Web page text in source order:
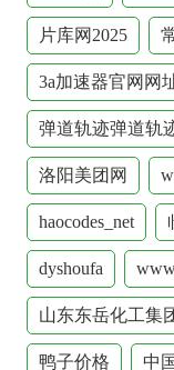
片库网2025
3a加速器官网网
弹道轨迹弹道轨
洛阳美团网
haocodes_net
dyshoufa
山东东岳化工集
鸭子价格 中